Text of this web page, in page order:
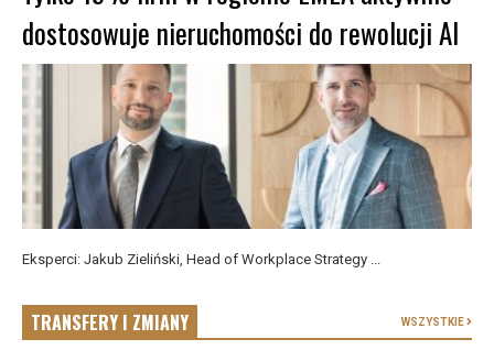
dostosowuje nieruchomości do rewolucji AI
Eksperci: Jakub Zieliński, Head of Workplace Strategy ...
TRANSFERY I ZMIANY WSZYSTKIE